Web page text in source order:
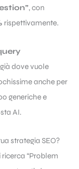
, con
rispettivamente.
dove vuole
anche per
generiche e
AI.
strategia SEO?
“Problem